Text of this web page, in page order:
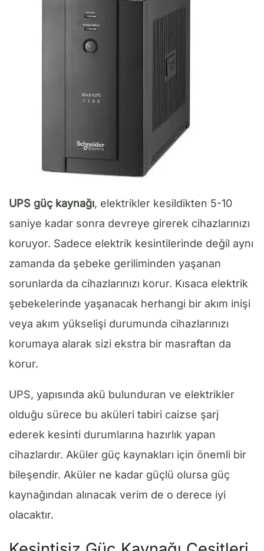
UPS güç kaynağı, elektrikler kesildikten 5-10
saniye kadar sonra devreye girerek cihazlarınızı
koruyor. Sadece elektrik kesintilerinde değil aynı
zamanda da şebeke geriliminden yaşanan
sorunlarda da cihazlarınızı korur. Kısaca elektrik
şebekelerinde yaşanacak herhangi bir akım inişi
veya akım yükselişi durumunda cihazlarınızı
korumaya alarak sizi ekstra bir masraftan da
korur.
UPS, yapısında akü bulunduran ve elektrikler
olduğu sürece bu aküleri tabiri caizse şarj
ederek kesinti durumlarına hazırlık yapan
cihazlardır. Aküler güç kaynakları için önemli bir
bileşendir. Aküler ne kadar güçlü olursa güç
kaynağından alınacak verim de o derece iyi
olacaktır.